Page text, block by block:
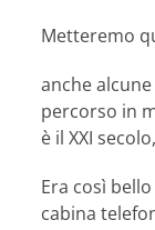
Metteremo
anche
percorso in
è il XXI
Era così
cabina